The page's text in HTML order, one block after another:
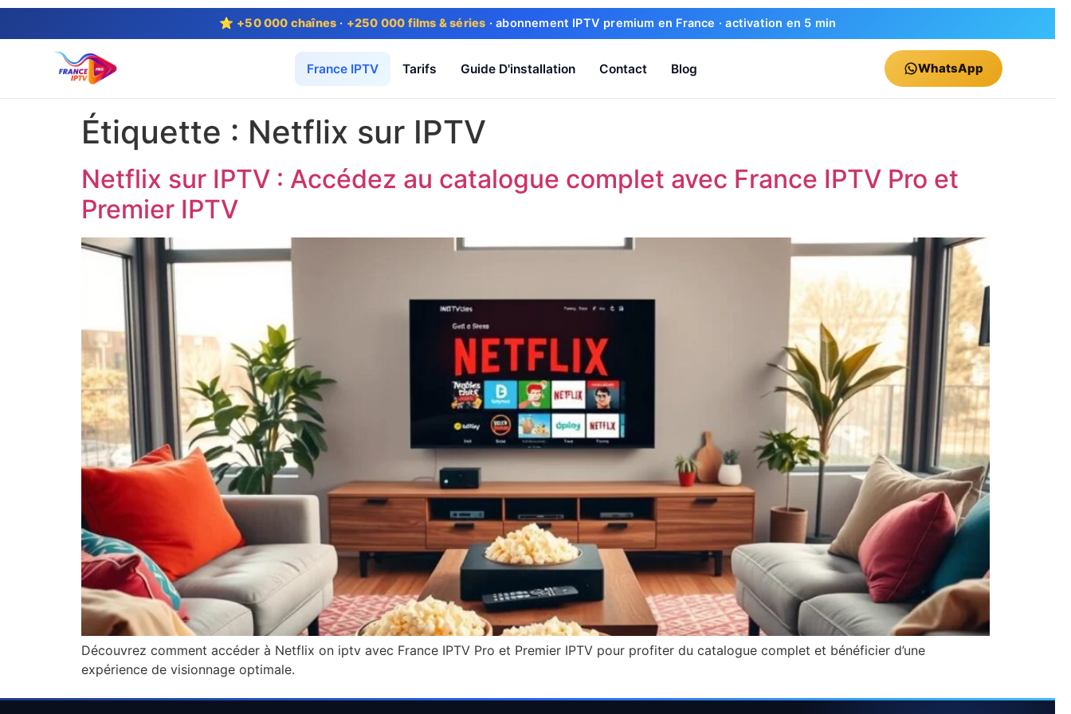
⭐ +50 000 chaînes · +250 000 films & séries · abonnement IPTV premium en France · activation en 5 min
France IPTV Tarifs Guide D'installation Contact Blog WhatsApp
Étiquette : Netflix sur IPTV
Netflix sur IPTV : Accédez au catalogue complet avec France IPTV Pro et
Premier IPTV
Découvrez comment accéder à Netflix on iptv avec France IPTV Pro et Premier IPTV pour profiter du catalogue complet et bénéficier d’une
expérience de visionnage optimale.